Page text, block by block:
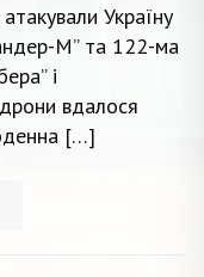
Україну
М” та 122-ма
і
вдалося
[…]